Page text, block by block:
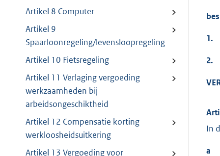
Artikel 8 Computer
Artikel 9
Spaarloonregeling/levensloopregeling
Artikel 10 Fietsregeling
Artikel 11 Verlaging vergoeding
werkzaamheden bij
arbeidsongeschiktheid
Artikel 12 Compensatie korting
werkloosheidsuitkering
Artikel 13 Vergoeding voor
1.
2.
In
a